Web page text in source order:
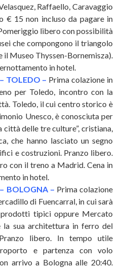
Raffaello, Caravaggio
€ 15 non incluso da pagare in
libero con possibilità
che compongono il triangolo
il Museo Thyssen-Bornemisza).
in hotel.
TOLEDO – Prima colazione in
per Toledo, incontro con la
Toledo, il cui centro storico è
Unesco, è conosciuta per
città delle tre culture”, cristiana,
che hanno lasciato un segno
e costruzioni. Pranzo libero.
con il treno a Madrid. Cena in
in hotel.
BOLOGNA – Prima colazione
di Fuencarral, in cui sarà
tipici oppure Mercato
la sua architettura in ferro del
libero. In tempo utile
e partenza con volo
arrivo a Bologna alle 20:40.